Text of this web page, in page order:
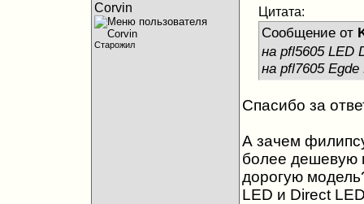
Corvin
Старожил
Цитата:
Сообщение от
на pfl5605 LED
на pfl7605
Спасибо за
А зачем
более дешевую
дорогую
LED и Direct